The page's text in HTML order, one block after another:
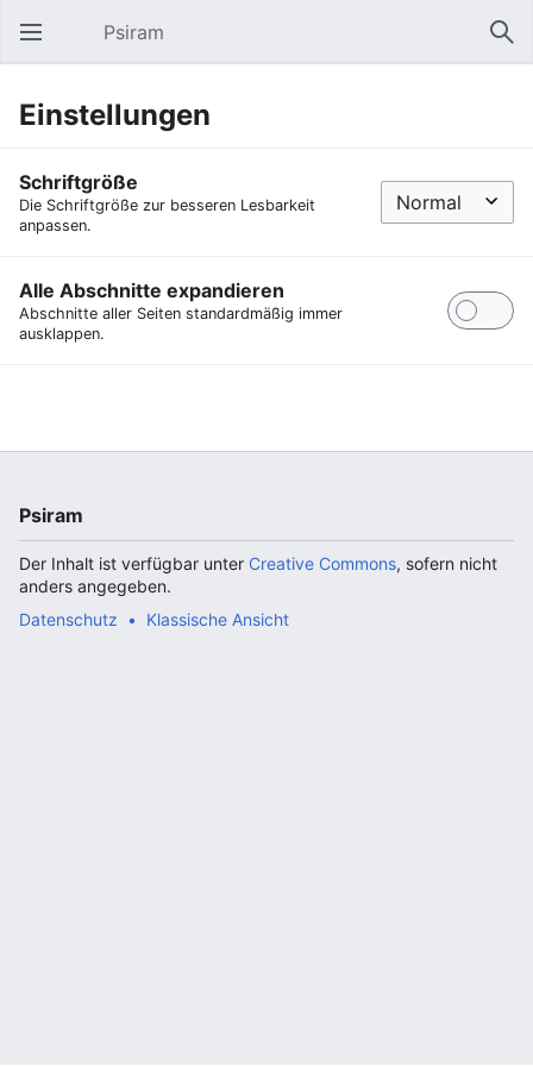
Hauptmenü öffnen Psiram
Einstellungen
Schriftgröße
Die Schriftgröße zur besseren Lesbarkeit
anpassen.
Alle Abschnitte expandieren
Abschnitte aller Seiten standardmäßig immer
ausklappen.
Psiram
Der Inhalt ist verfügbar unter Creative Commons, sofern nicht
anders angegeben.
Datenschutz
Klassische Ansicht